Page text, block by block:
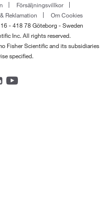
Försäljningsvillkor
Reklamation
Om Cookies
- 418 78 Göteborg - Sweden
Inc. All rights reserved.
Fisher Scientific and its subsidiaries
specified.